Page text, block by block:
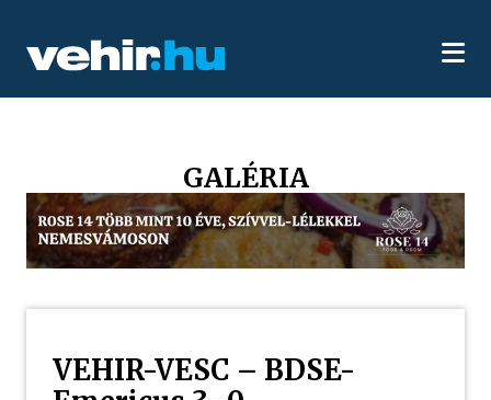
GALÉRIA
VEHIR-VESC – BDSE-